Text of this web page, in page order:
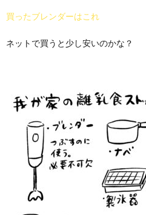
買ったブレンダーはこれ
ネットで買うと少し安いのかな？